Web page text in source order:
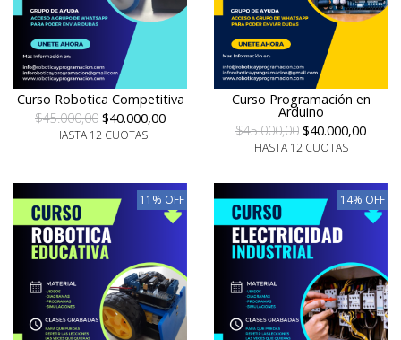
Curso Robotica Competitiva
$45.000,00 $40.000,00
HASTA 12 CUOTAS
Curso Programación en
Arduino
$45.000,00 $40.000,00
HASTA 12 CUOTAS
11% OFF 14% OFF